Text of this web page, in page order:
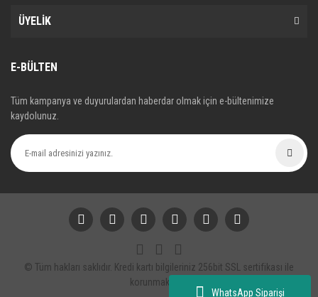
WhatsApp Siparişi
ÜYELİK
E-BÜLTEN
Tüm kampanya ve duyurulardan haberdar olmak için e-bültenimize
kaydolunuz.
© Tüm hakları saklıdır. Kredi kartı bilgileriniz 256bit SSL sertifikası ile
korunmaktadır.